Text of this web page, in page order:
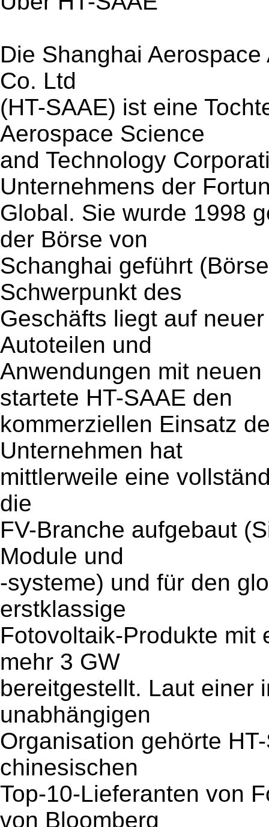
Die Shanghai
Co. Ltd
(HT-SAAE) ist eine
Aerospace Science
and Technology
Unternehmens der
Global. Sie wurde 1998
der Börse von
Schanghai geführt
Schwerpunkt des
Geschäfts liegt auf
Autoteilen und
Anwendungen mit
startete HT-SAAE den
kommerziellen Einsatz
Unternehmen hat
mittlerweile eine
die
FV-Branche aufgebaut
Module und
-systeme) und für den
erstklassige
Fotovoltaik-Produkte mit
mehr 3 GW
bereitgestellt. Laut einer
unabhängigen
Organisation gehörte
chinesischen
Top-10-Lieferanten von
von Bloomberg